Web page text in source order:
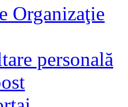
Organizaţie
personală